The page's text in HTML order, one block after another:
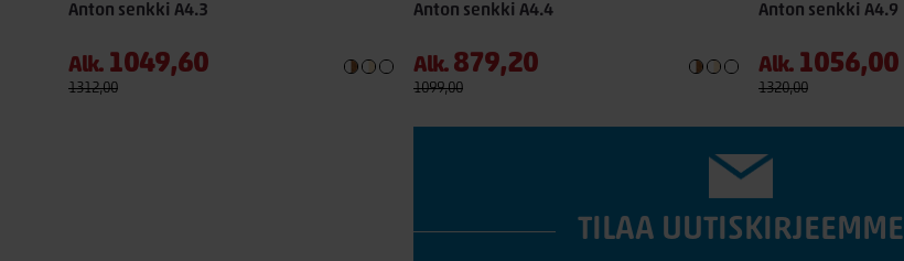
Anton senkki A4.3
Alk. 1049,60
1312,00
Anton senkki A4.4
Alk. 879,20
1099,00
Anton senkki A4.9
Alk. 1056,00
1320,00
TILAA UUTISKIRJEEMME